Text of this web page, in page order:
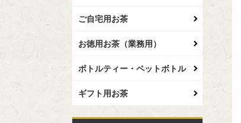
ご自宅用お茶
お徳用お茶（業務用）
ボトルティー・ペットボトル
ギフト用お茶